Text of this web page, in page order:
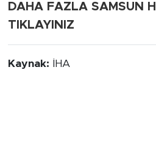
DAHA FAZLA SAMSUN
TIKLAYINIZ
Kaynak: İHA